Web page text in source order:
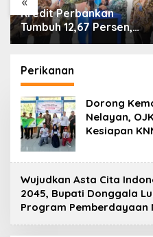
Kredit Perbankan
Tumbuh 12,67 Persen,
Kualitas Aset dan
Tetap Kokoh Juni 2026
Perikanan
Dorong
Nelayan,
Kesiapan
Wujudkan Asta Cita
2045, Bupati Donggala
Program Pemberdayaan